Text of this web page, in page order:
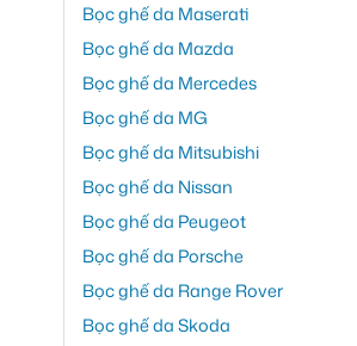
Bọc ghế da Maserati
Bọc ghế da Mazda
Bọc ghế da Mercedes
Bọc ghế da MG
Bọc ghế da Mitsubishi
Bọc ghế da Nissan
Bọc ghế da Peugeot
Bọc ghế da Porsche
Bọc ghế da Range Rover
Bọc ghế da Skoda